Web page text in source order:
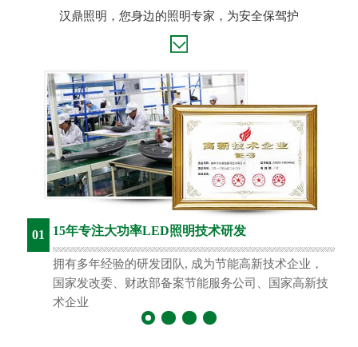
汉鼎照明，您身边的照明专家，为安全保驾护
01 15年专注大功率LED照明技术研发
拥有多年经验的研发团队, 成为节能高新技术企业，
国家发改委、财政部备案节能服务公司、国家高新技
术企业